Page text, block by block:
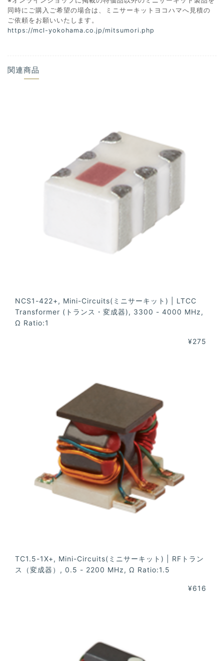
同時にご購入ご希望の場合は、ミニサーキットヨコハマへ見積の
ご依頼をお願いいたします。
https://mcl-yokohama.co.jp/mitsumori.php
関連商品
NCS1-422+, Mini-Circuits(ミニサーキット) | LTCC
Transformer (トランス・変成器), 3300 - 4000 MHz,
Ω Ratio:1
¥275
TC1.5-1X+, Mini-Circuits(ミニサーキット) | RFトラン
ス（変成器）, 0.5 - 2200 MHz, Ω Ratio:1.5
¥616